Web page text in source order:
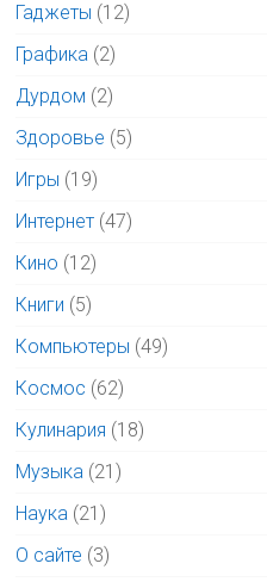
Гаджеты (12)
Графика (2)
Дурдом (2)
Здоровье (5)
Игры (19)
Интернет (47)
Кино (12)
Книги (5)
Компьютеры (49)
Космос (62)
Кулинария (18)
Музыка (21)
Наука (21)
О сайте (3)